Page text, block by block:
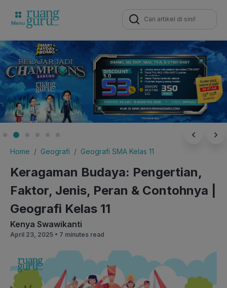
Search
for:
Home Geografi Geografi SMA Kelas 11
Keragaman Budaya: Pengertian,
Faktor, Jenis, Peran & Contohnya |
Geografi Kelas 11
Kenya Swawikanti
April 23, 2025 • 7 minutes read